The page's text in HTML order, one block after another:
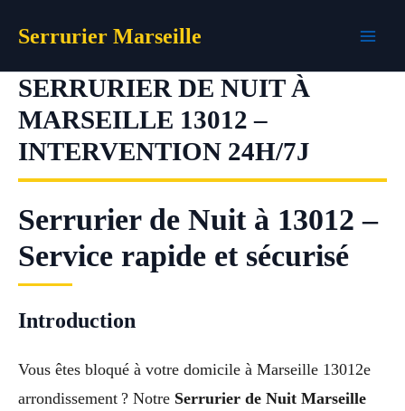
Serrurier Marseille
SERRURIER DE NUIT À
MARSEILLE 13012 –
INTERVENTION 24H/7J
Serrurier de Nuit à 13012 –
Service rapide et sécurisé
Introduction
Vous êtes bloqué à votre domicile à Marseille 13012e
arrondissement ? Notre Serrurier de Nuit Marseille